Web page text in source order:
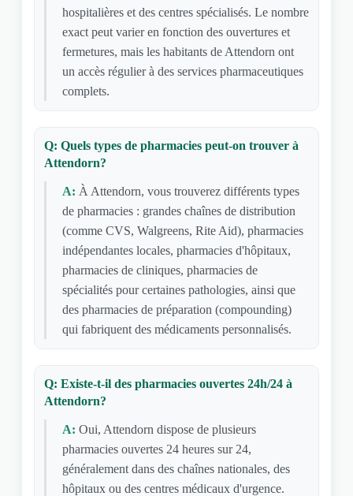
hospitalières et des centres spécialisés. Le nombre
exact peut varier en fonction des ouvertures et
fermetures, mais les habitants de Attendorn ont
un accès régulier à des services pharmaceutiques
complets.
Q: Quels types de pharmacies peut-on trouver à
Attendorn?
A: À Attendorn, vous trouverez différents types
de pharmacies : grandes chaînes de distribution
(comme CVS, Walgreens, Rite Aid), pharmacies
indépendantes locales, pharmacies d'hôpitaux,
pharmacies de cliniques, pharmacies de
spécialités pour certaines pathologies, ainsi que
des pharmacies de préparation (compounding)
qui fabriquent des médicaments personnalisés.
Q: Existe-t-il des pharmacies ouvertes 24h/24 à
Attendorn?
A: Oui, Attendorn dispose de plusieurs
pharmacies ouvertes 24 heures sur 24,
généralement dans des chaînes nationales, des
hôpitaux ou des centres médicaux d'urgence.